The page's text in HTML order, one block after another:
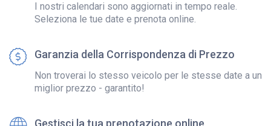
I nostri calendari sono aggiornati in tempo reale.
Seleziona le tue date e prenota online.
Garanzia della Corrispondenza di Prezzo
Non troverai lo stesso veicolo per le stesse date a un
miglior prezzo - garantito!
Gestisci la tua prenotazione online